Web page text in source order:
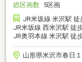
総区画数 5区画
JR米坂線 米沢駅 徒
JR米坂線 西米沢駅 徒
JR奥羽本線 米沢駅 徒
山形県米沢市春日１